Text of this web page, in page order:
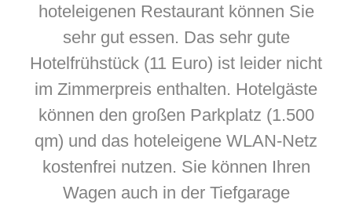
hoteleigenen Restaurant können Sie
sehr gut essen. Das sehr gute
Hotelfrühstück (11 Euro) ist leider nicht
im Zimmerpreis enthalten. Hotelgäste
können den großen Parkplatz (1.500
qm) und das hoteleigene WLAN-Netz
kostenfrei nutzen. Sie können Ihren
Wagen auch in der Tiefgarage